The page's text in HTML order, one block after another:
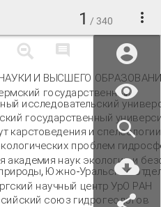
1 / 340
И ВЫСШЕГО
государственный
исследовательский
государственный
карстоведения и спелеологии
проблем
академия наук экологии и
Южно-Уральское
научный центр УрО РАН
союз гидрогеологов